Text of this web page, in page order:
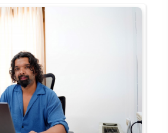
ve Araştırma Merkezi
ve Araştırma Merkezi